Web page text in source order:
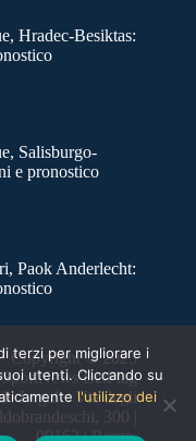
Hradec-Besiktas:
Salisburgo-
e pronostico
Paok Anderlecht:
Copyright © 2025
SportNews BetFlag
Legale: Via degli
300 |
00163 | Roma
terzi per migliorare i
utenti. Cliccando su
l'utilizzo dei